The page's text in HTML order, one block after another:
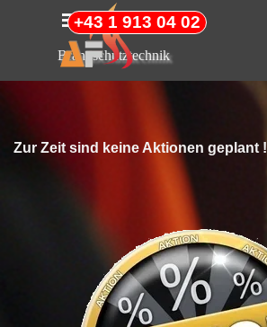
Direkt zum SeiteninhaltMenü überspringen
Brandschutztechnik
+43 1 913 04 02
Zur Zeit sind keine Aktionen geplant !